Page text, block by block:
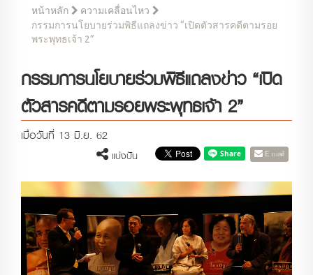
หน้าหลัก ความเคลื่อนไหว
กรรมการนโยบายร่วมพิธีแถลงข่าว “เปิดตัวสารคดีตามรอย
พระพุทธเจ้า 2”
กรรมการนโยบายร่วมพิธีแถลงข่าว “เปิด
ตัวสารคดีตามรอยพระพุทธเจ้า 2”
เมื่อวันที่ 13 มิ.ย. 62
แบ่งปัน E-mail